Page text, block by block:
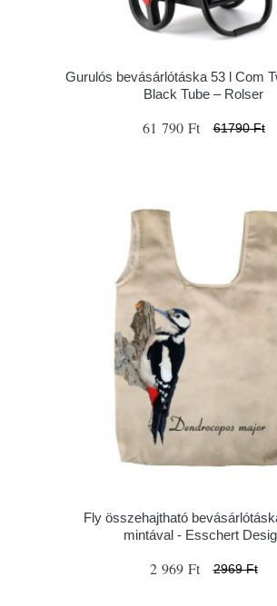
Gurulós bevásárlótáska 53 l Com
Black Tube – Rolser
61 790 Ft 61790 Ft
Fly összehajtható
mintával - Esschert
2 969 Ft 2969 Ft